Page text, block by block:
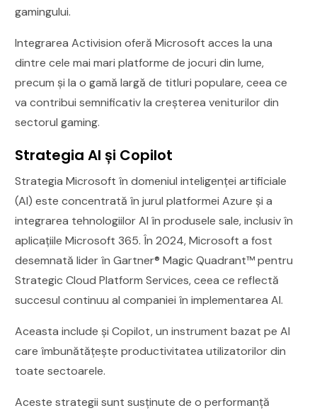
gamingului.
Integrarea Activision oferă Microsoft acces la una
dintre cele mai mari platforme de jocuri din lume,
precum și la o gamă largă de titluri populare, ceea ce
va contribui semnificativ la creșterea veniturilor din
sectorul gaming.
Strategia AI și Copilot
Strategia Microsoft în domeniul inteligenței artificiale
(AI) este concentrată în jurul platformei Azure și a
integrarea tehnologiilor AI în produsele sale, inclusiv în
aplicațiile Microsoft 365. În 2024, Microsoft a fost
desemnată lider în Gartner® Magic Quadrant™ pentru
Strategic Cloud Platform Services, ceea ce reflectă
succesul continuu al companiei în implementarea AI.
Aceasta include și Copilot, un instrument bazat pe AI
care îmbunătățește productivitatea utilizatorilor din
toate sectoarele.
Aceste strategii sunt susținute de o performanță